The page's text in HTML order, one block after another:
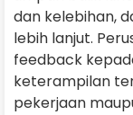
dan kelebihan,
lebih lanjut.
feedback
keterampilan
pekerjaan